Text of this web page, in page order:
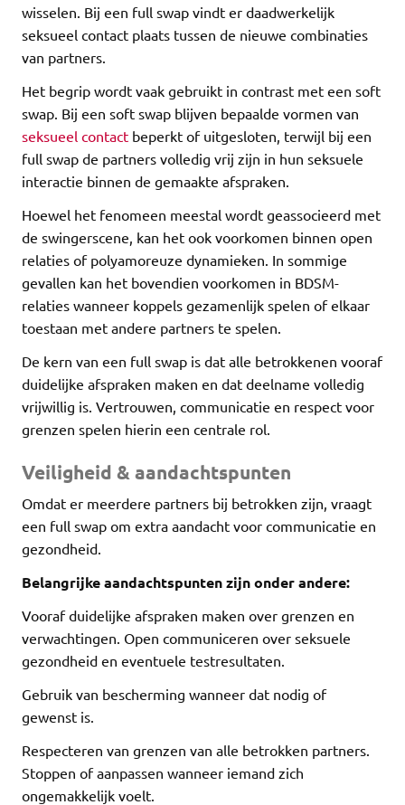
wisselen. Bij een full swap vindt er daadwerkelijk
seksueel contact plaats tussen de nieuwe combinaties
van partners.
Het begrip wordt vaak gebruikt in contrast met een soft
swap. Bij een soft swap blijven bepaalde vormen van
seksueel contact beperkt of uitgesloten, terwijl bij een
full swap de partners volledig vrij zijn in hun seksuele
interactie binnen de gemaakte afspraken.
Hoewel het fenomeen meestal wordt geassocieerd met
de swingerscene, kan het ook voorkomen binnen open
relaties of polyamoreuze dynamieken. In sommige
gevallen kan het bovendien voorkomen in BDSM-
relaties wanneer koppels gezamenlijk spelen of elkaar
toestaan met andere partners te spelen.
De kern van een full swap is dat alle betrokkenen vooraf
duidelijke afspraken maken en dat deelname volledig
vrijwillig is. Vertrouwen, communicatie en respect voor
grenzen spelen hierin een centrale rol.
Veiligheid & aandachtspunten
Omdat er meerdere partners bij betrokken zijn, vraagt
een full swap om extra aandacht voor communicatie en
gezondheid.
Belangrijke aandachtspunten zijn onder andere:
Vooraf duidelijke afspraken maken over grenzen en
verwachtingen. Open communiceren over seksuele
gezondheid en eventuele testresultaten.
Gebruik van bescherming wanneer dat nodig of
gewenst is.
Respecteren van grenzen van alle betrokken partners.
Stoppen of aanpassen wanneer iemand zich
ongemakkelijk voelt.